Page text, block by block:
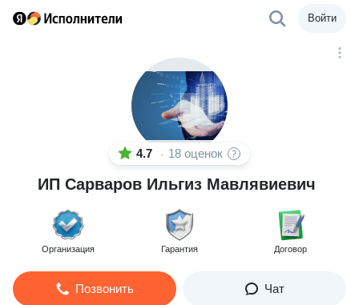
Войти
4.7 · 18 оценок
ИП Сарваров Ильгиз Мавлявиевич
Организация Гарантия Договор
Позвонить Чат